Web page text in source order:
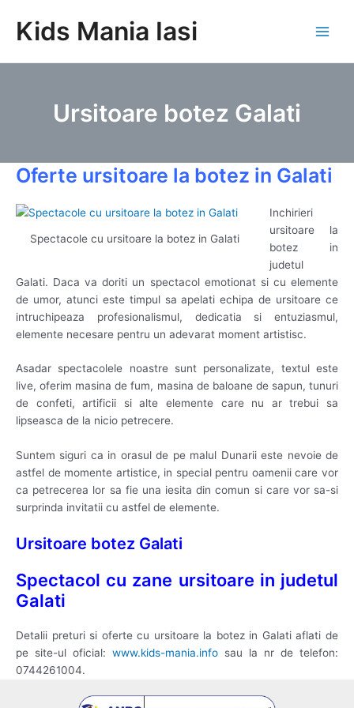
contentKids Mania Iasi
Ursitoare botez Galati
Oferte ursitoare la botez in Galati
Spectacole cu ursitoare la botez in Galati
Inchirieri
ursitoare la
botez in
judetul
Galati. Daca va doriti un spectacol emotionat si cu elemente
de umor, atunci este timpul sa apelati echipa de ursitoare ce
intruchipeaza profesionalismul, dedicatia si entuziasmul,
elemente necesare pentru un adevarat moment artistisc.
Asadar spectacolele noastre sunt personalizate, textul este
live, oferim masina de fum, masina de baloane de sapun, tunuri
de confeti, artificii si alte elemente care nu ar trebui sa
lipseasca de la nicio petrecere.
Suntem siguri ca in orasul de pe malul Dunarii este nevoie de
astfel de momente artistice, in special pentru oamenii care vor
ca petrecerea lor sa fie una iesita din comun si care vor sa-si
surprinda invitatii cu astfel de elemente.
Ursitoare botez Galati
Spectacol cu zane ursitoare in judetul
Galati
Detalii preturi si oferte cu ursitoare la botez in Galati aflati de
pe site-ul oficial: www.kids-mania.info sau la nr de telefon:
0744261004.